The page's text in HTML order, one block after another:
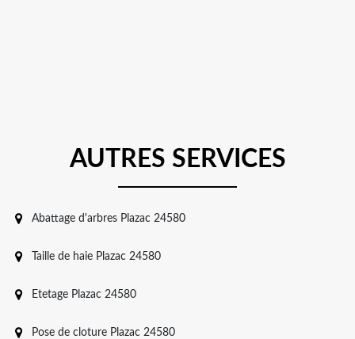
AUTRES SERVICES
Abattage d'arbres Plazac 24580
Taille de haie Plazac 24580
Etetage Plazac 24580
Pose de cloture Plazac 24580